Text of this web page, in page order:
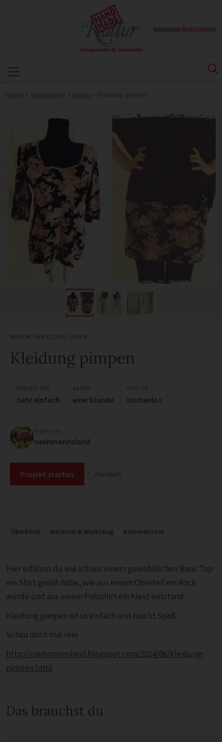
Anmelden Registrieren
NÄHEN UPCYCLING-IDEEN
Kleidung pimpen
Sehr einfach eine Stunde Kostenlos
naehmannsland
Projekt starten merken
Überblick Material & Werkzeug Kommentare
Hier erfährst du wie ich aus einem gewöhnlichen Basic Top
ein Shirt genäh habe, wie aus einem Oberteil ein Rock
wurde und aus einem Poloshirt ein Kleid entstand.
Kleidung pimpen ist so einfach und macht Spaß.
Schau doch mal rein
http://naehmannsland.blogspot.com/2014/06/kleidung-
pimpen.html
Das brauchst du